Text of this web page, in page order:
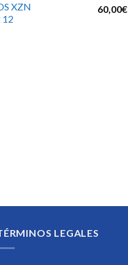
XZN
12
60,00€
LEGALES